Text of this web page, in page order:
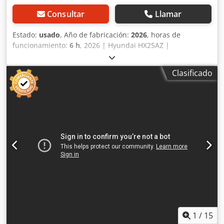
Consultar Llamar
Estado: usado, Año de fabricación: 2026, horas de
funcionamiento: 6 h, 2026 | Hyundai HX25AZ |
Miniexcavadora usada < 7 toneladas | 6 horas 📍
Ubicación: Alemania 🚛 Ofrecemos entrega a su destino.
¡Utilice nuestra calculadora de envío para estimar los
costos de transporte! 💰 Compre ahora por 34 500 EUR o
haga una oferta. El pago contra entrega está disponible
Comentario del inspector: 📄 ¿Desea ver la inspección
completa, fotos adicionales o un vídeo? Consejo: La
referencia "41077 Equippo" se utiliza habitualmente para
Clasificado
1 / 15